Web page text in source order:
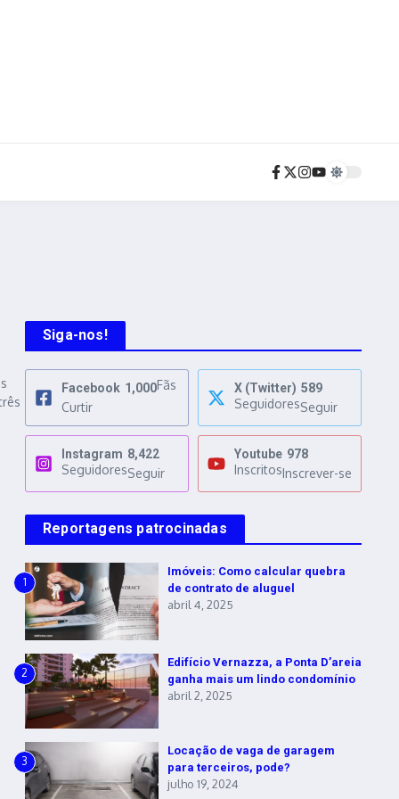
Siga-nos!
Facebook 1,000Fãs
Curtir
X (Twitter) 589
SeguidoresSeguir
Instagram 8,422
SeguidoresSeguir
Youtube 978
InscritosInscrever-se
Reportagens patrocinadas
1
Imóveis: Como calcular quebra
de contrato de aluguel
abril 4, 2025
2
Edifício Vernazza, a Ponta D’areia
ganha mais um lindo condomínio
abril 2, 2025
3
Locação de vaga de garagem
para terceiros, pode?
julho 19, 2024